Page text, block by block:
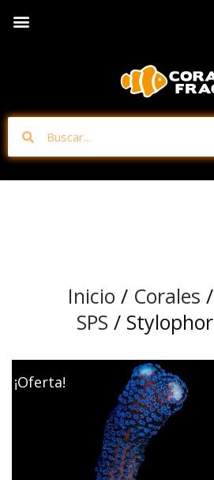
Inicio / Corales /
SPS /
¡Oferta!